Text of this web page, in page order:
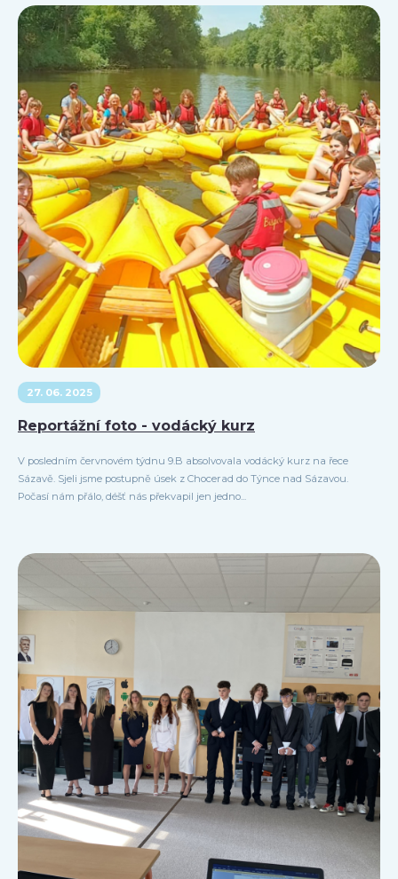
27. 06. 2025
Reportážní foto - vodácký kurz
V posledním červnovém týdnu 9.B absolvovala vodácký kurz na řece
Sázavě. Sjeli jsme postupně úsek z Chocerad do Týnce nad Sázavou.
Počasí nám přálo, déšť nás překvapil jen jedno...